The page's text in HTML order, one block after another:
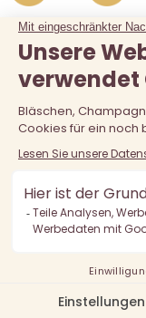
Der Verkauf von